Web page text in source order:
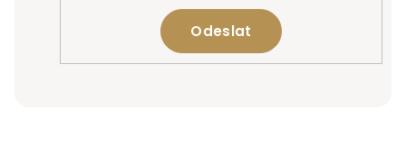
Odeslat